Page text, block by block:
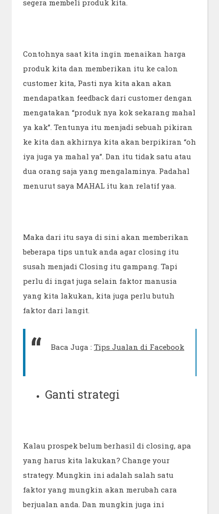
segera membeli produk kita.
Contohnya saat kita ingin menaikan harga
produk kita dan memberikan itu ke calon
customer kita, Pasti nya kita akan akan
mendapatkan feedback dari customer dengan
mengatakan “produk nya kok sekarang mahal
ya kak”. Tentunya itu menjadi sebuah pikiran
ke kita dan akhirnya kita akan berpikiran “oh
iya juga ya mahal ya”. Dan itu tidak satu atau
dua orang saja yang mengalaminya. Padahal
menurut saya MAHAL itu kan relatif yaa.
Maka dari itu saya di sini akan memberikan
beberapa tips untuk anda agar closing itu
susah menjadi Closing itu gampang. Tapi
perlu di ingat juga selain faktor manusia
yang kita lakukan, kita juga perlu butuh
faktor dari langit.
Baca Juga : Tips Jualan di Facebook
Ganti strategi
Kalau prospek belum berhasil di closing, apa
yang harus kita lakukan? Change your
strategy. Mungkin ini adalah salah satu
faktor yang mungkin akan merubah cara
berjualan anda. Dan mungkin juga ini